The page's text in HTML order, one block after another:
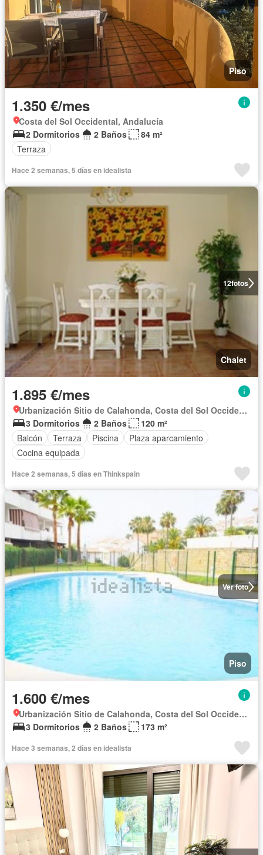
Piso
1.350 €/mes
Costa del Sol Occidental, Andalucía
2 Dormitorios
2 Baños
84 m²
Terraza
Hace 2 semanas, 5 días en idealista
12fotos
Chalet
1.895 €/mes
Urbanización Sitio de Calahonda, Costa del Sol Occidental
3 Dormitorios
2 Baños
120 m²
Balcón
Terraza Piscina
Plaza aparcamiento
Cocina equipada
Hace 2 semanas, 5 días en Thinkspain
Ver foto
Piso
1.600 €/mes
Urbanización Sitio de Calahonda, Costa del Sol Occidental
3 Dormitorios
2 Baños 173 m²
Hace 3 semanas, 2 días en idealista